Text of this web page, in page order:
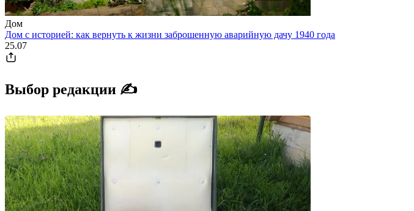
Дом
Дом с историей: как вернуть к жизни заброшенную аварийную дачу 1940 года
25.07
Выбор редакции ✍